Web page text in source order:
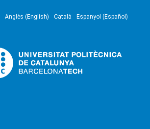
Anglès (English) Català Espanyol (Español)